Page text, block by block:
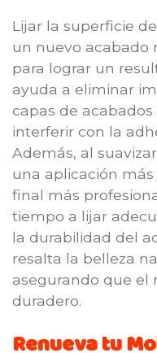
Lijar la superficie
un nuevo acabado
para lograr un
ayuda a eliminar
capas de
interferir con la
Además, al
una aplicación
final más
tiempo a lijar
la durabilidad del
resalta la belleza
asegurando que el
duradero.
Renueva tu